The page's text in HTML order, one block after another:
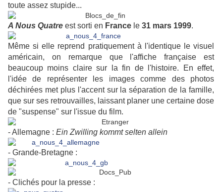
toute assez stupide...
A Nous Quatre est sorti en France le 31 mars 1999.
Même si elle reprend pratiquement à l'identique le visuel
américain, on remarque que l'affiche française est
beaucoup moins claire sur la fin de l'histoire. En effet,
l'idée de représenter les images comme des photos
déchirées met plus l'accent sur la séparation de la famille,
que sur ses retrouvailles, laissant planer une certaine dose
de "suspense" sur l'issue du film.
- Allemagne : Ein Zwilling kommt selten allein
- Grande-Bretagne :
- Clichés pour la presse :